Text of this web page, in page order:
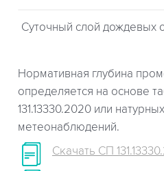
Суточный слой дождевых
Нормативная глубина
определяется на основе
131.13330.2020 или
метеонаблюдений.
Скачать СП